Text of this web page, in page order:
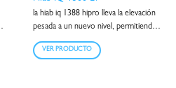
la hiab iq 1388 hipro lleva la elevación
pesada a un nuevo nivel, permitiendo
a los clientes operar una grúa que es
el resultado de la ingeniería de dos
VER PRODUCTO